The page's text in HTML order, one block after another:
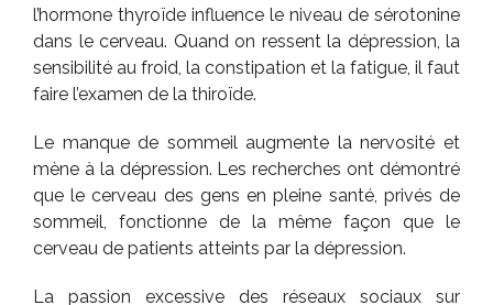
l’hormone thyroïde influence le niveau de sérotonine
dans le cerveau. Quand on ressent la dépression, la
sensibilité au froid, la constipation et la fatigue, il faut
faire l’examen de la thiroïde.
Le manque de sommeil augmente la nervosité et
mène à la dépression. Les recherches ont démontré
que le cerveau des gens en pleine santé, privés de
sommeil, fonctionne de la même façon que le
cerveau de patients atteints par la dépression.
La passion excessive des réseaux sociaux sur